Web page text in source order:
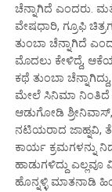
ಚೆನ್ನಾಗಿದೆ ಎಂದರು.
ವೇಷಧಾರಿ, ಗ್ರೂಫಿ
ತುಂಬಾ ಚೆನ್ನಾಗಿದೆ
ಮೊದಲು ಕೇಳಿದ್ದೆ,
ಕಥೆ ತುಂಬಾ
ಮೇಲೆ ಸಿನಿಮಾ ನಿಂತಿದೆ
ಆಡುಗೋಡಿ
ನಟಿಯರಾದ ಜಾಹ್ನವಿ,
ಕಾರ್ಯ ಕ್ರಮಗಳನ್ನು
ಹಾಡುಗಳಿದ್ದು
ಹೊನ್ನಳ್ಳಿ ಮಾತನಾಡಿ